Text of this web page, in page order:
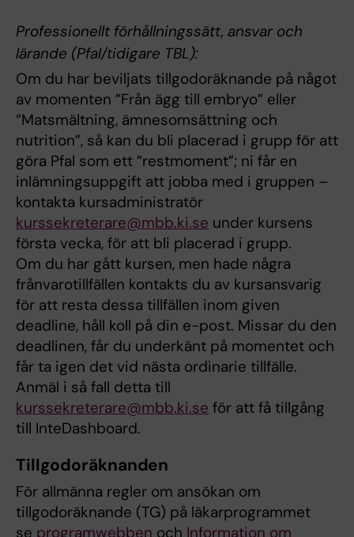
Professionellt förhållningssätt, ansvar och
lärande (Pfal/tidigare TBL):
Om du har beviljats tillgodoräknande på något
av momenten ”Från ägg till embryo” eller
”Matsmältning, ämnesomsättning och
nutrition”, så kan du bli placerad i grupp för att
göra Pfal som ett ”restmoment”; ni får en
inlämningsuppgift att jobba med i gruppen –
kontakta kursadministratör
kurssekreterare@mbb.ki.se under kursens
första vecka, för att bli placerad i grupp.
Om du har gått kursen, men hade några
frånvarotillfällen kontakts du av kursansvarig
för att resta dessa tillfällen inom given
deadline, håll koll på din e-post. Missar du den
deadlinen, får du underkänt på momentet och
får ta igen det vid nästa ordinarie tillfälle.
Anmäl i så fall detta till
kurssekreterare@mbb.ki.se för att få tillgång
till InteDashboard.
Tillgodoräknanden
För allmänna regler om ansökan om
tillgodoräknande (TG) på läkarprogrammet
se programwebben och Information om